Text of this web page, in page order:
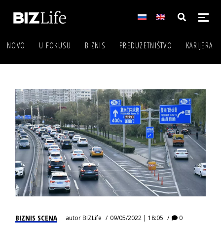
NOVO U FOKUSU BIZNIS PREDUZETNIŠTVO KARIJERA
BIZNIS SCENA autorBIZLife 09/05/2022 | 18:05 0